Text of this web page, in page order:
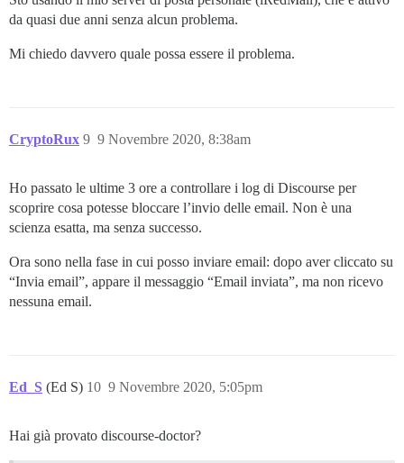
da quasi due anni senza alcun problema.
Mi chiedo davvero quale possa essere il problema.
CryptoRux 9 Novembre 2020, 8:38am
9
Ho passato le ultime 3 ore a controllare i log di Discourse per
scoprire cosa potesse bloccare l’invio delle email. Non è una
scienza esatta, ma senza successo.
Ora sono nella fase in cui posso inviare email: dopo aver cliccato su
“Invia email”, appare il messaggio “Email inviata”, ma non ricevo
nessuna email.
Ed_S (Ed S) 9 Novembre 2020, 5:05pm
10
Hai già provato discourse-doctor?